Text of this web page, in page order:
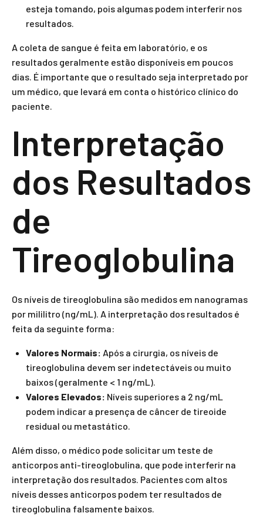
esteja tomando, pois algumas podem interferir nos
resultados.
A coleta de sangue é feita em laboratório, e os
resultados geralmente estão disponíveis em poucos
dias. É importante que o resultado seja interpretado por
um médico, que levará em conta o histórico clínico do
paciente.
Interpretação
dos Resultados
de
Tireoglobulina
Os níveis de tireoglobulina são medidos em nanogramas
por mililitro (ng/mL). A interpretação dos resultados é
feita da seguinte forma:
Valores Normais: Após a cirurgia, os níveis de
tireoglobulina devem ser indetectáveis ou muito
baixos (geralmente < 1 ng/mL).
Valores Elevados: Níveis superiores a 2 ng/mL
podem indicar a presença de câncer de tireoide
residual ou metastático.
Além disso, o médico pode solicitar um teste de
anticorpos anti-tireoglobulina, que pode interferir na
interpretação dos resultados. Pacientes com altos
níveis desses anticorpos podem ter resultados de
tireoglobulina falsamente baixos.